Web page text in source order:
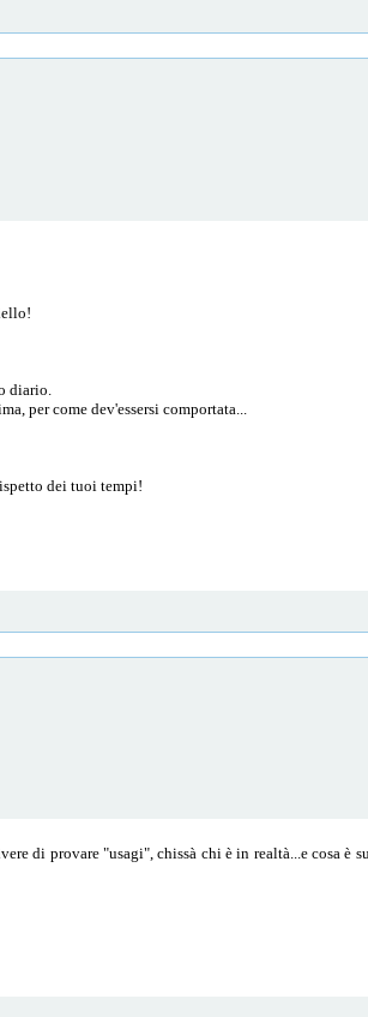
diario.
per come dev'essersi comportata...
dei tuoi tempi!
di provare "usagi", chissà chi è in realtà...e cosa è